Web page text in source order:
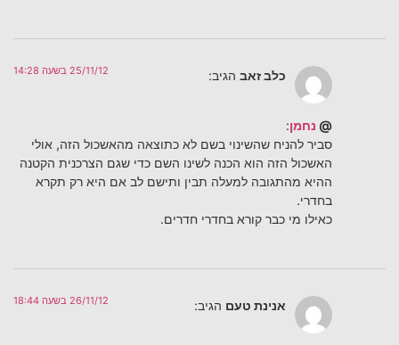
כלב זאב הגיב: 25/11/12 בשעה 14:28
@ נחמן:
סביר להניח שהשינוי בשם לא כתוצאה מהאשכול הזה, אולי
האשכול הזה הוא הכנה לשינו השם כדי שגם הצרכנית הקטנה
ההיא מהתגובה למעלה תבין ותישם לב אם היא רק תקרא
בחדרי.
כאילו מי כבר קורא בחדרי חדרים.
אנינת טעם הגיב: 26/11/12 בשעה 18:44